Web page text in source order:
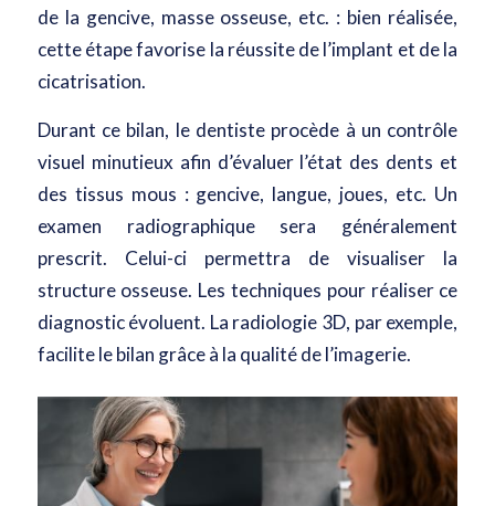
de la gencive, masse osseuse, etc. : bien réalisée,
cette étape favorise la réussite de l’implant et de la
cicatrisation.
Durant ce bilan, le dentiste procède à un contrôle
visuel minutieux afin d’évaluer l’état des dents et
des tissus mous : gencive, langue, joues, etc. Un
examen radiographique sera généralement
prescrit. Celui-ci permettra de visualiser la
structure osseuse. Les techniques pour réaliser ce
diagnostic évoluent. La radiologie 3D, par exemple,
facilite le bilan grâce à la qualité de l’imagerie.